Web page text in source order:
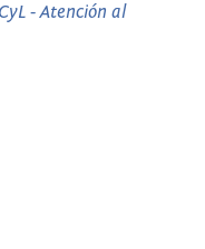
- Atención al